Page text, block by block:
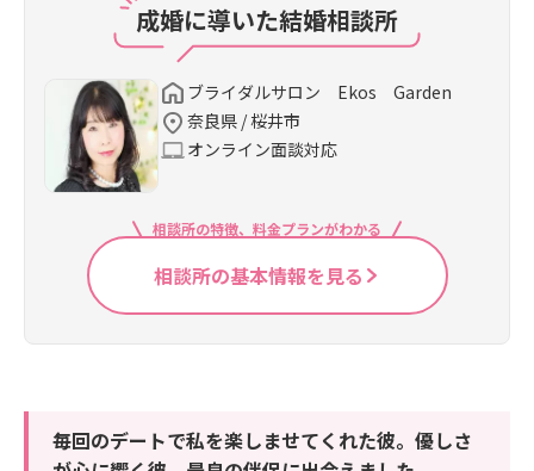
成婚に導いた結婚相談所
ブライダルサロン Ekos Garden
奈良県 / 桜井市
オンライン面談対応
相談所の特徴、料金プランがわかる
相談所の基本情報を見る
毎回のデートで私を楽しませてくれた彼。優しさ